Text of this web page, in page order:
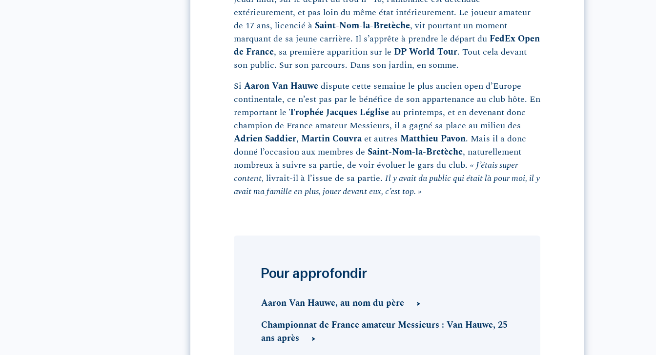
extérieurement, et pas loin du même état intérieurement. Le joueur amateur
de 17 ans, licencié à Saint-Nom-la-Bretèche, vit pourtant un moment
marquant de sa jeune carrière. Il s’apprête à prendre le départ du FedEx Open
de France, sa première apparition sur le DP World Tour. Tout cela devant
son public. Sur son parcours. Dans son jardin, en somme.
Si Aaron Van Hauwe dispute cette semaine le plus ancien open d’Europe
continentale, ce n’est pas par le bénéfice de son appartenance au club hôte. En
remportant le Trophée Jacques Léglise au printemps, et en devenant donc
champion de France amateur Messieurs, il a gagné sa place au milieu des
Adrien Saddier, Martin Couvra et autres Matthieu Pavon. Mais il a donc
donné l’occasion aux membres de Saint-Nom-la-Bretèche, naturellement
nombreux à suivre sa partie, de voir évoluer le gars du club. « J’étais super
content, livrait-il à l’issue de sa partie. Il y avait du public qui était là pour moi, il y
avait ma famille en plus, jouer devant eux, c’est top. »
Pour approfondir
Aaron Van Hauwe, au nom du père
Championnat de France amateur Messieurs : Van Hauwe, 25
ans après